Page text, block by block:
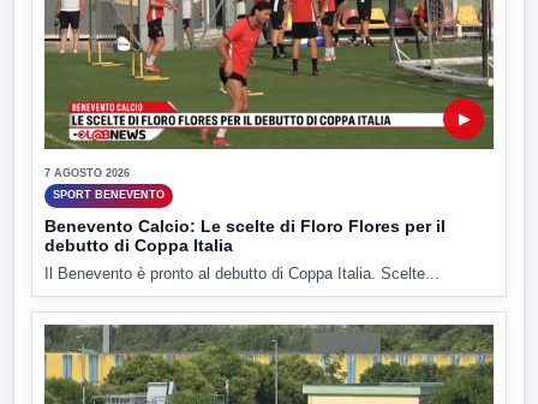
▶
7 AGOSTO 2026
SPORT BENEVENTO
Benevento Calcio: Le scelte di Floro Flores per il
debutto di Coppa Italia
Il Benevento è pronto al debutto di Coppa Italia. Scelte...